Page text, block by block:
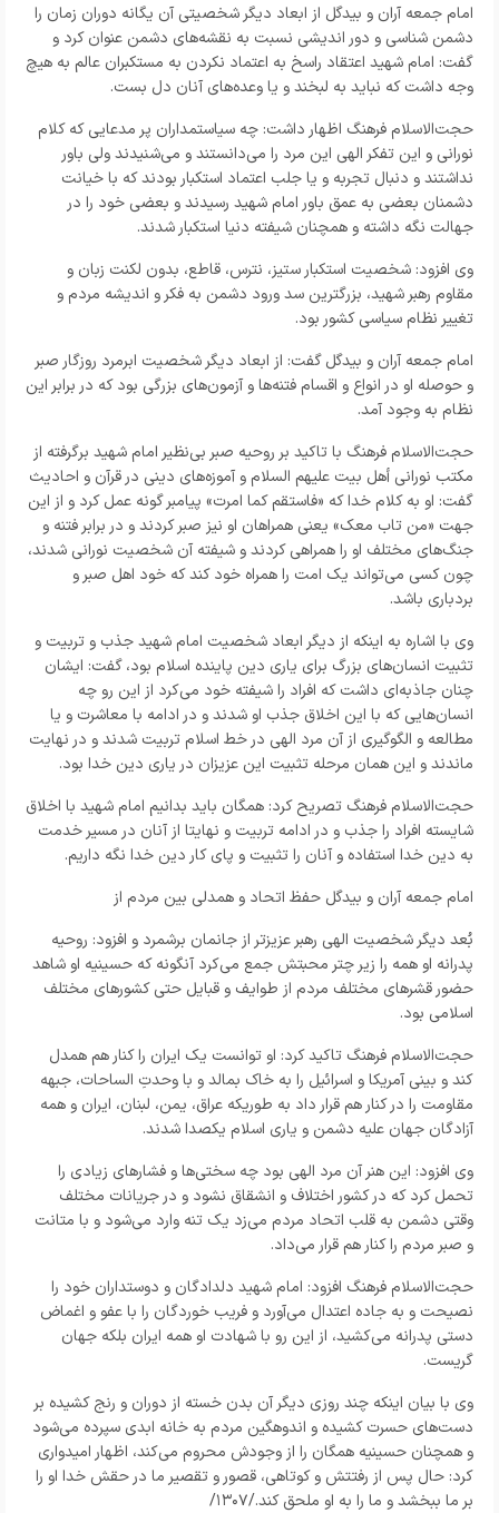
امام جمعه آران و بیدگل از ابعاد دیگر شخصیتی آن یگانه دوران زمان را
دشمن شناسی و دور اندیشی نسبت به نقشه‌های دشمن عنوان کرد و
گفت: امام شهید اعتقاد راسخ به اعتماد نکردن به مستکبران عالم به هیچ
وجه داشت که نباید به لبخند و یا وعده‌های آنان دل بست.
حجت‌الاسلام فرهنگ اظهار داشت: چه سیاستمداران پر مدعایی که کلام
نورانی و این تفکر الهی این مرد را می‌دانستند و می‌شنیدند ولی باور
نداشتند و دنبال تجربه و یا جلب اعتماد استکبار بودند که با خیانت
دشمنان بعضی به عمق باور امام شهید رسیدند و بعضی خود را در
جهالت نگه داشته و همچنان شیفته دنیا استکبار شدند.
وی افزود: شخصیت استکبار ستیز، نترس، قاطع، بدون لکنت زبان و
مقاوم رهبر شهید، بزرگترین سد ورود دشمن به فکر و اندیشه مردم و
تغییر نظام سیاسی کشور بود.
امام جمعه آران و بیدگل گفت: از ابعاد دیگر شخصیت ابرمرد روزگار صبر
و حوصله او در انواع و اقسام فتنه‌ها و آزمون‌های بزرگی بود که در برابر این
نظام به وجود آمد.
حجت‌الاسلام فرهنگ با تاکید بر روحیه صبر بی‌نظیر امام شهید برگرفته از
مکتب نورانی أهل بیت علیهم السلام و آموزه‌های دینی در قرآن و احادیث
گفت: او به کلام خدا که «فاستقم کما امرت» پیامبر گونه عمل کرد و از این
جهت «من تاب معک» یعنی همراهان او نیز صبر کردند و در برابر فتنه و
جنگ‌های مختلف او را همراهی کردند و شیفته آن شخصیت نورانی شدند،
چون کسی می‌تواند یک امت را همراه خود کند که خود اهل صبر و
بردباری باشد.
وی با اشاره به اینکه از دیگر ابعاد شخصیت امام شهید جذب و تربیت و
تثبیت انسان‌های بزرگ برای یاری دین پاینده اسلام بود، گفت: ایشان
چنان جاذبه‌ای داشت که افراد را شیفته خود می‌کرد از این رو چه
انسان‌هایی که با این اخلاق جذب او شدند و در ادامه با معاشرت و یا
مطالعه و الگوگیری از آن مرد الهی در خط اسلام تربیت شدند و در نهایت
ماندند و این همان مرحله تثبیت این عزیزان در یاری دین خدا بود.
حجت‌الاسلام فرهنگ تصریح کرد: همگان باید بدانیم امام شهید با اخلاق
شایسته افراد را جذب و در ادامه تربیت و نهایتا از آنان در مسیر خدمت
به دین خدا استفاده و آنان را تثبیت و پای کار دین خدا نگه داریم.
امام جمعه آران و بیدگل حفظ اتحاد و همدلی بین مردم از
بُعد دیگر شخصیت الهی رهبر عزیزتر از جانمان برشمرد و افزود: روحیه
پدرانه او همه را زیر چتر محبتش جمع می‌کرد آنگونه که حسینیه او شاهد
حضور قشر‌های مختلف مردم از طوایف و قبایل حتی کشور‌های مختلف
اسلامی بود.
حجت‌الاسلام فرهنگ تاکید کرد: او توانست یک ایران را کنار هم همدل
کند و بینی آمریکا و اسرائیل را به خاک بمالد و با وحدتِ الساحات، جبهه
مقاومت را در کنار هم قرار داد به طوریکه عراق، یمن، لبنان، ایران و همه
آزادگان جهان علیه دشمن و یاری اسلام یکصدا شدند.
وی افزود: این هنر آن مرد الهی بود چه سختی‌ها و فشار‌های زیادی را
تحمل کرد که در کشور اختلاف و انشقاق نشود و در جریانات مختلف
وقتی دشمن به قلب اتحاد مردم می‌زد یک تنه وارد می‌شود و با متانت
و صبر مردم را کنار هم قرار می‌داد.
حجت‌الاسلام فرهنگ افزود: امام شهید دلدادگان و دوستداران خود را
نصیحت و به جاده اعتدال می‌آورد و فریب خوردگان را با عفو و اغماض
دستی پدرانه می‌کشید، از این رو با شهادت او همه ایران بلکه جهان
گریست.
وی با بیان اینکه چند روزی دیگر آن بدن خسته از دوران و رنج کشیده بر
دست‌های حسرت کشیده و اندوهگین مردم به خانه ابدی سپرده می‌شود
و همچنان حسینیه همگان را از وجودش محروم می‌کند، اظهار امیدواری
کرد: حال پس از رفتتش و کوتاهی، قصور و تقصیر ما در حقش خدا او را
بر ما ببخشد و ما را به او ملحق کند./۱۳۰۷/